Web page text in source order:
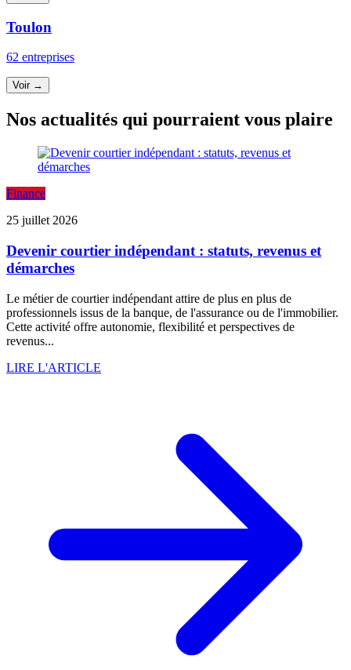
Toulon
62 entreprises
Voir →
Nos actualités qui pourraient vous plaire
Finance
25 juillet 2026
Devenir courtier indépendant : statuts, revenus et
démarches
Le métier de courtier indépendant attire de plus en plus de
professionnels issus de la banque, de l'assurance ou de l'immobilier.
Cette activité offre autonomie, flexibilité et perspectives de
revenus...
LIRE L'ARTICLE